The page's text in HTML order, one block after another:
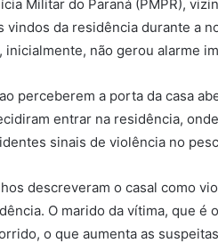
Militar do Paraná (PMPR),
vindos da residência durante a
inicialmente, não gerou alarme
perceberem a porta da casa
entrar na residência,
sinais de violência no
descreveram o casal como
O marido da vítima, que é
o que aumenta as